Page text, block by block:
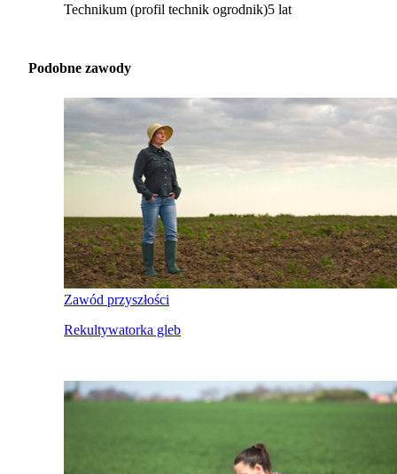
Technikum (profil technik ogrodnik)5 lat
Podobne zawody
Zawód przyszłości
Rekultywatorka gleb